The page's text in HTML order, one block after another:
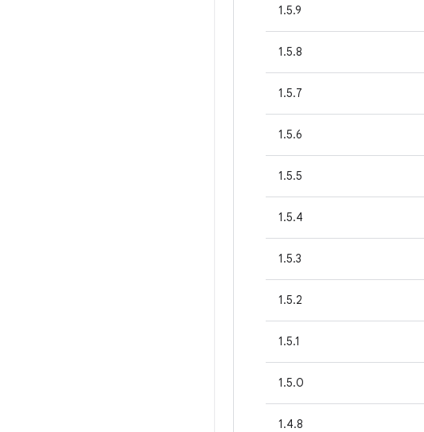
1.5.9
1.5.8
1.5.7
1.5.6
1.5.5
1.5.4
1.5.3
1.5.2
1.5.1
1.5.0
1.4.8